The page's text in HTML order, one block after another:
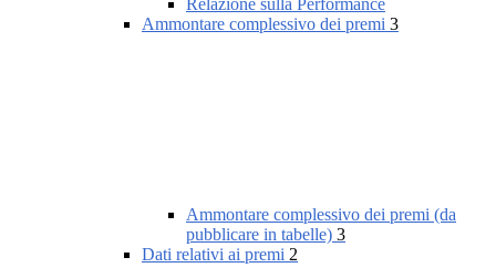
Relazione sulla Performance
Ammontare complessivo dei premi 3
Ammontare complessivo dei premi (da
pubblicare in tabelle) 3
Dati relativi ai premi 2